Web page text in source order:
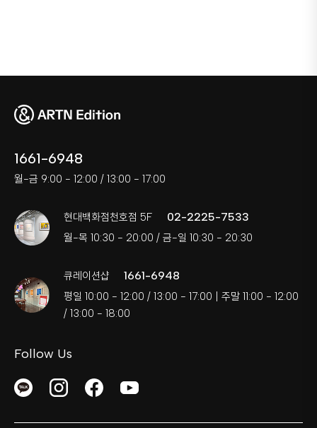
1661-6948
월-금 9:00 - 12:00 / 13:00 - 17:00
현대백화점천호점 5F 02-2225-7533
월-목 10:30 - 20:00 / 금-일 10:30 - 20:30
큐레이션샵 1661-6948
평일 10:00 - 12:00 / 13:00 - 17:00 | 주말 11:00 - 12:00
/ 13:00 - 18:00
Follow Us